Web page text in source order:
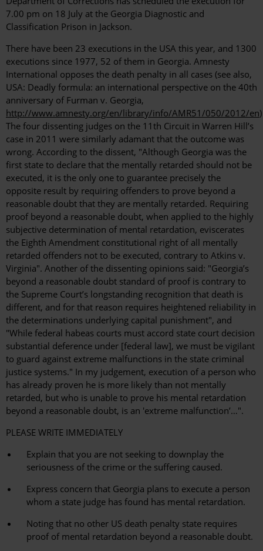
7.00 pm on 18 July at the Georgia Diagnostic and
Classification Prison in Jackson.
There have been 23 executions in the USA this year, and 1300
executions since 1977, 52 of them in Georgia. Amnesty
International opposes the death penalty in all cases (see also,
USA: Deadly formula: an international perspective on the 40th
anniversary of Furman v. Georgia,
http://www.amnesty.org/en/library/info/AMR51/050/2012/en)
The four dissenting judges on the 11th Circuit in Warren Hill’s
case in 2011 were similarly adamant that the outcome was
wrong. According to the dissent, "Although Georgia was the
first state to declare that the mentally retarded should not be
executed, it is the only one to guarantee precisely the
opposite result by requiring offenders to prove beyond a
reasonable doubt that they are mentally retarded. Requiring
proof beyond a reasonable doubt, when applied to the highly
subjective determination of mental retardation, eviscerates
the Eighth Amendment constitutional right of all mentally
retarded offenders not to be executed, contrary to Atkins v.
Virginia". Another of the dissenting opinions said: "Georgia’s
beyond a reasonable doubt standard of proof is contrary to
the Supreme Court’s longstanding recognition that death is
different, and for that reason requires heightened reliability in
the determinations underlying capital punishment", and
"While federal habeas courts must accord state court decision
substantial deference under [federal law], we must be vigilant
to guard against extreme malfunctions in the state criminal
justice systems." In my judgement, execution of a person who
has already proven he is more likely than not mentally
retarded, but who is unable to prove his mental retardation
beyond a reasonable doubt, is an 'extreme malfunction’…".
PLEASE WRITE IMMEDIATELY
Explain that you are not seeking to downplay the
seriousness of the crime or the suffering caused.
Express concern that Georgia plans to execute a person
whom a state judge has found has mental retardation.
Noting that no other US death penalty state requires
proof of mental retardation beyond a reasonable doubt.